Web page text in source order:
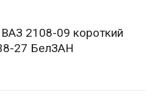
2108-09 короткий
27 БелЗАН